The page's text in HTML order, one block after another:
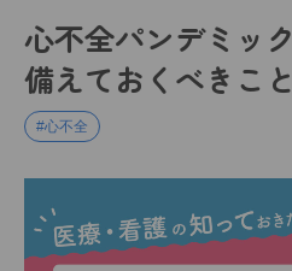
心不全パンデミッ
備えておくべきこと
#心不全